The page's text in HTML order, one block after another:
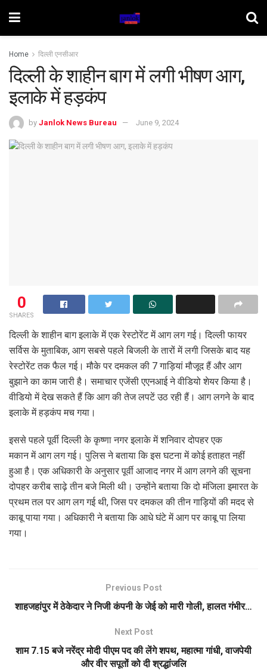
Home दिल्ली एनसीआर
दिल्ली के शाहीन बाग में लगी भीषण आग,
इलाके में हड़कंप
by Janlok News Bureau June 9, 2024
0
SHARES
दिल्ली के शाहीन बाग इलाके में एक रेस्टोरेंट में आग लग गई। दिल्ली फायर
सर्विस के मुताबिक, आग सबसे पहले बिजली के तारों में लगी जिसके बाद यह
रेस्टोरेंट तक फैल गई। मौके पर दमकल की 7 गाड़ियां मौजूद हैं और आग
बुझाने का काम जारी है। समाचार एजेंसी एएनआई ने वीडियो शेयर किया है।
वीडियो में देख सकते हैं कि आग की तेज लपटें उठ रही हैं। आग लगने के बाद
इलाके में हड़कंप मच गया।
इससे पहले पूर्वी दिल्ली के कृष्णा नगर इलाके में शनिवार दोपहर एक
मकान में आग लग गई। पुलिस ने बताया कि इस घटना में कोई हताहत नहीं
हुआ है। एक अधिकारी के अनुसार पूर्वी आजाद नगर में आग लगने की सूचना
दोपहर करीब साढ़े तीन बजे मिली थी। उन्होंने बताया कि दो मंजिला इमारत के
प्रथम तल पर आग लग गई थी, जिस पर दमकल की तीन गाड़ियों की मदद से
काबू पाया गया। अधिकारी ने बताया कि आधे घंटे में आग पर काबू पा लिया
गया।
Previous Post
शाहजहांपुर में ठेकेदार ने निजी कंपनी के जेई को मारी गोली, हालत गंभीर…
Next Post
शाम 7.15 बजे नरेंद्र मोदी पीएम पद की लेंगे शपथ, महात्मा गांधी, वाजपेयी
और वीर सपूतों को दी श्रद्धांजलि